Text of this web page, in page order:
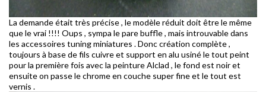
La demande était très précise , le modèle réduit doit être le même
que le vrai !!!! Oups , sympa le pare buffle , mais introuvable dans
les accessoires tuning miniatures . Donc création complète ,
toujours à base de fils cuivre et support en alu usiné le tout peint
pour la première fois avec la peinture Alclad , le fond est noir et
ensuite on passe le chrome en couche super fine et le tout est
vernis .